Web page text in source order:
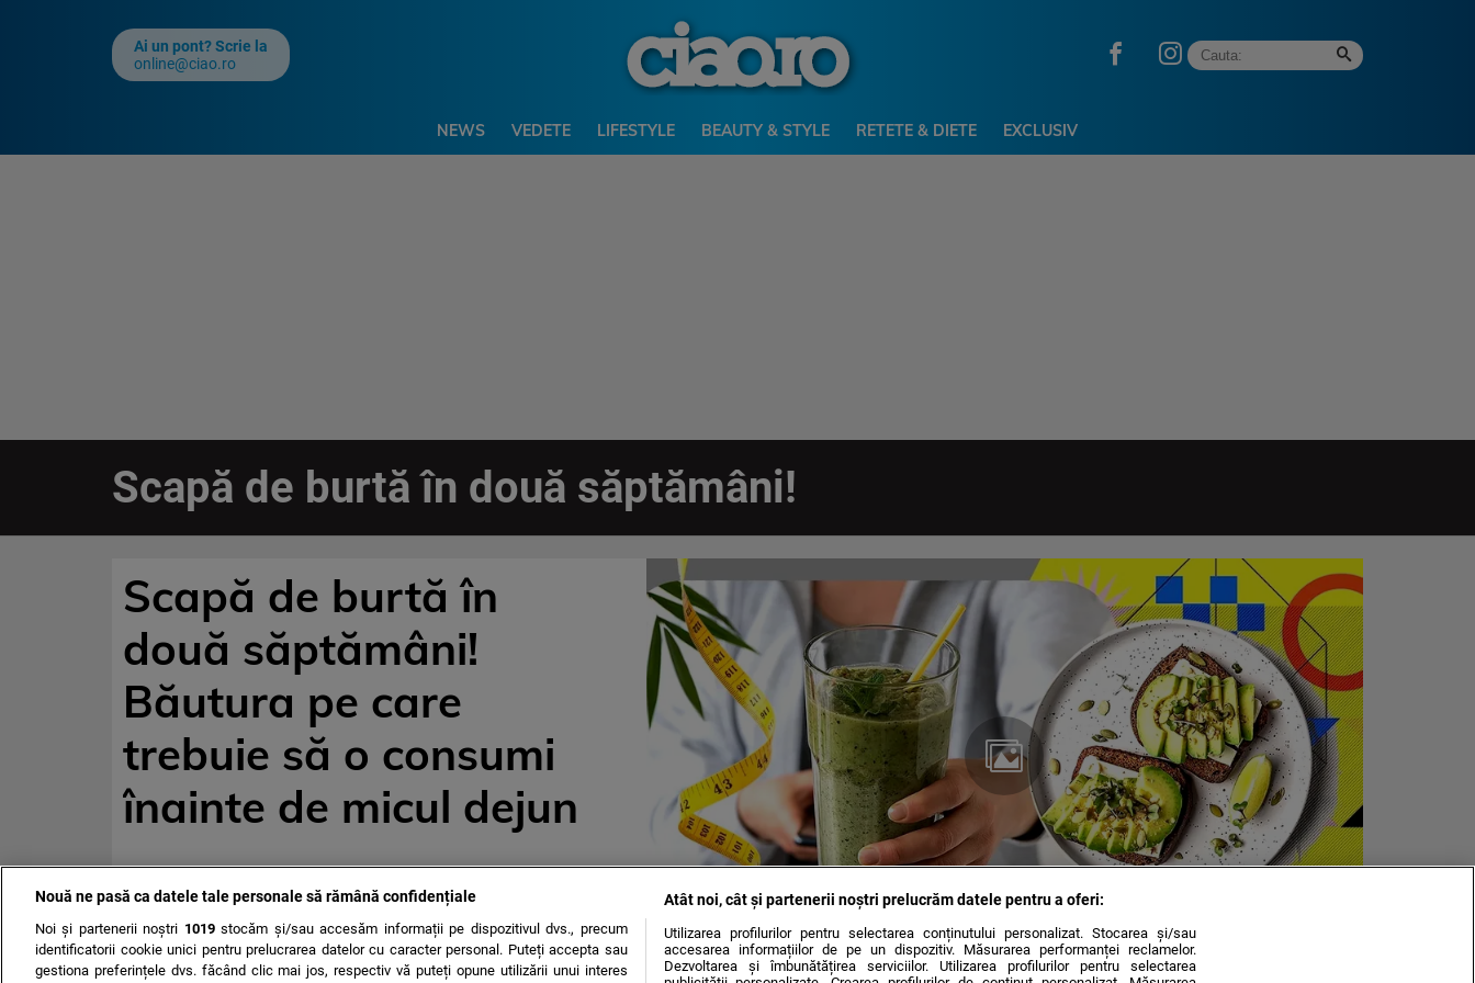
Ai un pont? Scrie la
online@ciao.ro
NEWS VEDETE LIFESTYLE BEAUTY & STYLE RETETE & DIETE EXCLUSIV
Scapă de burtă în două săptămâni!
Scapă de burtă în
două săptămâni!
Băutura pe care
trebuie să o consumi
înainte de micul dejun
Nouă ne pasă ca datele tale personale să rămână confidențiale
Noi și partenerii noștri 1019stocăm și/sau accesăm informații pe dispozitivul dvs., precum
identificatorii cookie unici pentru prelucrarea datelor cu caracter personal. Puteți accepta sau
gestiona preferințele dvs. făcând clic mai jos, respectiv vă puteți opune utilizării unui interes
Atât noi, cât și partenerii noștri prelucrăm datele pentru a oferi:
Utilizarea profilurilor pentru selectarea conținutului personalizat. Stocarea și/sau
accesarea informațiilor de pe un dispozitiv. Măsurarea performanței reclamelor.
Dezvoltarea și îmbunătățirea serviciilor. Utilizarea profilurilor pentru selectarea